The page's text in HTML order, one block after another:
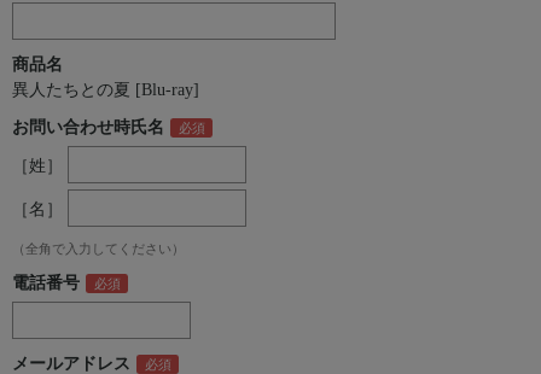
商品名
異人たちとの夏 [Blu-ray]
お問い合わせ時氏名
［姓］
［名］
（全角で入力してください）
電話番号
メールアドレス